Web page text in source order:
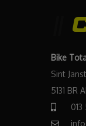
Bike
Sint
5131 BR
013